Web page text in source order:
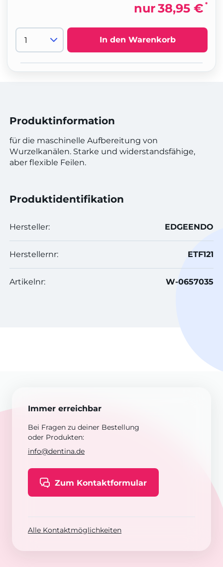
nur38,95 € *
In den Warenkorb
Produktinformation
für die maschinelle Aufbereitung von
Wurzelkanälen. Starke und widerstandsfähige,
aber flexible Feilen.
Produktidentifikation
Hersteller: EDGEENDO
Herstellernr: ETF121
Artikelnr: W-0657035
Immer erreichbar
Bei Fragen zu deiner Bestellung
oder Produkten:
info@dentina.de
Zum Kontaktformular
Alle Kontaktmöglichkeiten